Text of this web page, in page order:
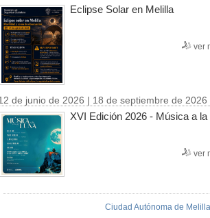
Eclipse Solar en Melilla
ver
de junio de 2026 | 18 de septiembre de 2026
XVI Edición 2026 - Música a la
ver
Ciudad Autónoma de Melilla